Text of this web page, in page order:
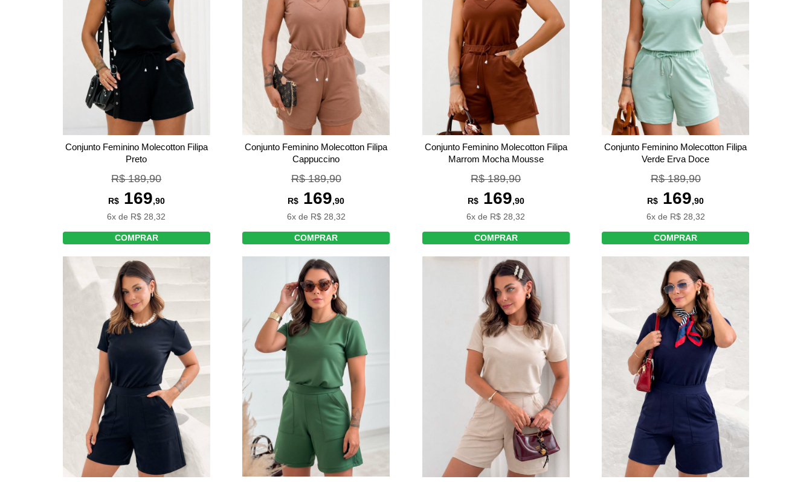
Conjunto Feminino Molecotton Filipa
Preto
R$ 189,90
R$169,90
6x de R$ 28,32
COMPRAR
Conjunto Feminino Molecotton Filipa
Cappuccino
R$ 189,90
R$ 169,90
6x de R$ 28,32
COMPRAR
Conjunto Feminino Molecotton Filipa
Marrom Mocha Mousse
R$ 189,90
R$169,90
6x de R$ 28,32
COMPRAR
Conjunto Feminino Molecotton Filipa
Verde Erva Doce
R$ 189,90
R$ 169,90
6x de R$ 28,32
COMPRAR